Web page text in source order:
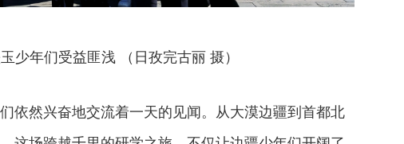
少年们受益匪浅 （日孜完古丽 摄）
依然兴奋地交流着一天的见闻。从大漠边疆到首都北